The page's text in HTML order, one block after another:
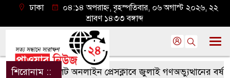
ঢাকা
০৪:১৪ অপরাহ্ন, বৃহস্পতিবার, ০৬ অগাস্ট ২০২৬, ২২
শ্রাবণ ১৪৩৩ বঙ্গাব্দ
শিরোনাম ::সিলেট অনলাইন প্রেসক্লাবে জুলাই গণঅভ্যুত্থানের